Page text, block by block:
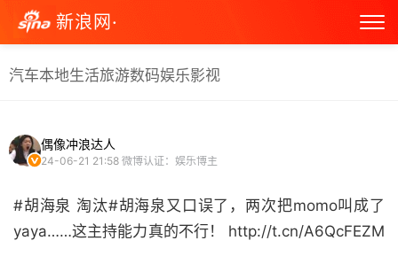
新浪网·
汽车本地生活旅游数码娱乐影视
偶像冲浪达人
24-06-21 21:58 微博认证：娱乐博主
#胡海泉 淘汰#胡海泉又口误了，两次把momo叫成了
yaya……这主持能力真的不行！ http://t.cn/A6QcFEZM